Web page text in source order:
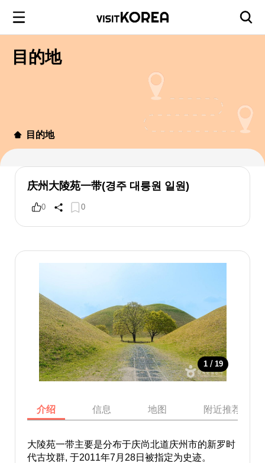
目的地
目的地
庆州大陵苑一带(경주 대릉원 일원)
0 0
1 / 19
介绍 信息 地图 附近推荐景点
大陵苑一带主要是分布于庆尚北道庆州市的新罗时
代古坟群, 于2011年7月28日被指定为史迹。